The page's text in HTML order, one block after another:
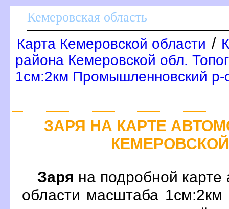
Кемеровская область
Карта Кемеровской области /
района Кемеровской обл.
1см:2км Промышленновский р-
ЗАРЯ НА КАРТЕ
Заря на подробной карте
области масштаба